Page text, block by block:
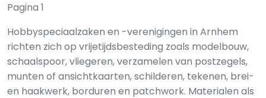
Pagina 1
Hobbyspeciaalzaken en -verenigingen in Arnhem
richten zich op vrijetijdsbesteding zoals modelbouw,
schaalspoor, vliegeren, verzamelen van postzegels,
munten of ansichtkaarten, schilderen, tekenen, brei-
en haakwerk, borduren en patchwork. Materialen als